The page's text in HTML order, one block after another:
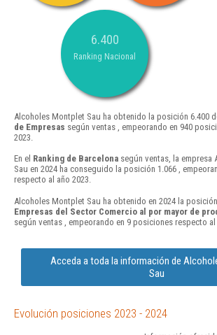
6.400
Ranking Nacional
Alcoholes Montplet Sau ha obtenido la posición 6.400
de Empresas según ventas , empeorando en 940
2023.
En el Ranking de Barcelona según ventas, la empresa
Sau en 2024 ha conseguido la posición 1.066 ,
respecto al año 2023.
Alcoholes Montplet Sau ha obtenido en 2024 la
Empresas del Sector Comercio al por mayor de
según ventas , empeorando en 9 posiciones respecto al
Acceda a toda la información de
Sau
Evolución posiciones 2023 - 2024